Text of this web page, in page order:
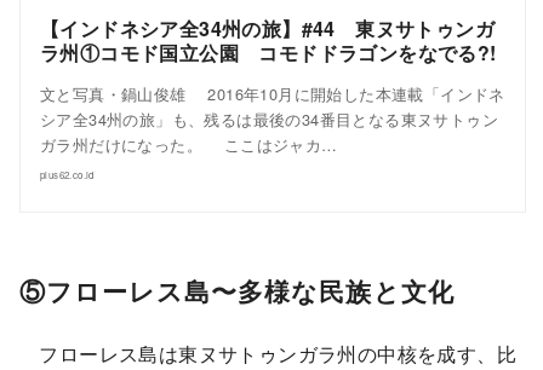
【インドネシア全34州の旅】#44 東ヌサトゥンガ
ラ州①コモド国立公園 コモドドラゴンをなでる?!
文と写真・鍋山俊雄 2016年10月に開始した本連載「インドネ
シア全34州の旅」も、残るは最後の34番目となる東ヌサトゥン
ガラ州だけになった。 ここはジャカ…
plus62.co.id
⑤フローレス島〜多様な民族と文化
フローレス島は東ヌサトゥンガラ州の中核を成す、比